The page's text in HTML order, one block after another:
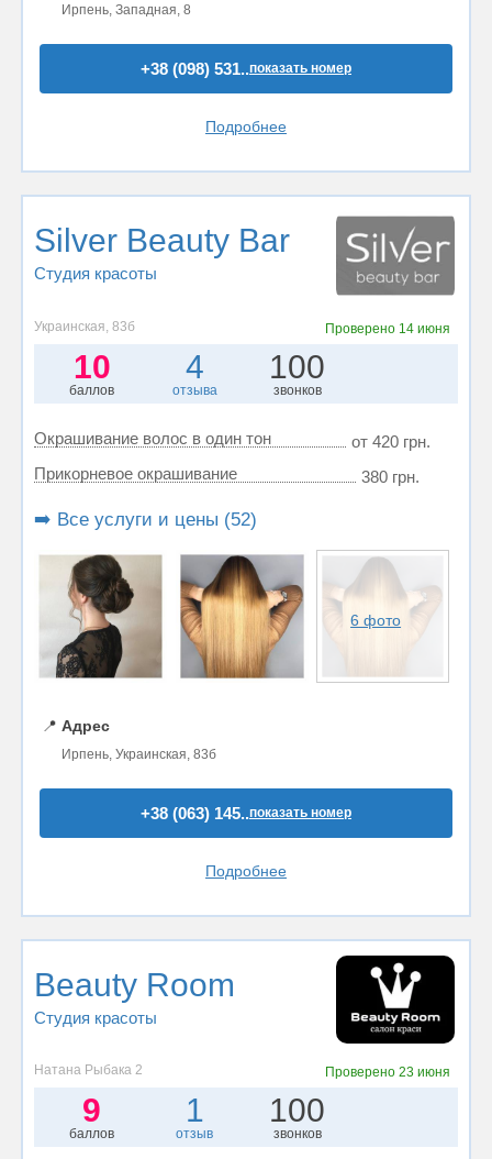
Ирпень, Западная, 8
+38 (098) 531..показать номер
Подробнее
Silver Beauty Bar
Студия красоты
Украинская, 83б Проверено 14 июня
10
баллов
4
отзыва
100
звонков
Окрашивание волос в один тон
от 420 грн.
Прикорневое окрашивание
380 грн.
➡️ Все услуги и цены (52)
6 фото
📍 Адрес
Ирпень, Украинская, 83б
+38 (063) 145..показать номер
Подробнее
Beauty Room
Студия красоты
Натана Рыбака 2 Проверено 23 июня
9
баллов
1
отзыв
100
звонков